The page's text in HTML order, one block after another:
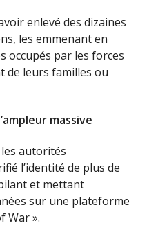
enlevé des dizaines
les emmenant en
occupés par les forces
de leurs familles ou
massive
autorités
l’identité de plus de
et mettant
sur une plateforme
War ».